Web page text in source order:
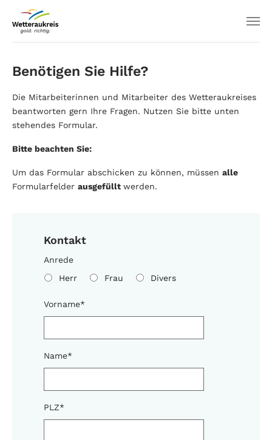
Benötigen Sie Hilfe?
Die Mitarbeiterinnen und Mitarbeiter des Wetteraukreises
beantworten gern Ihre Fragen. Nutzen Sie bitte unten
stehendes Formular.
Bitte beachten Sie:
Um das Formular abschicken zu können, müssen alle
Formularfelder ausgefüllt werden.
Kontakt
Anrede
Herr
Frau Divers
Vorname*
Name*
PLZ*